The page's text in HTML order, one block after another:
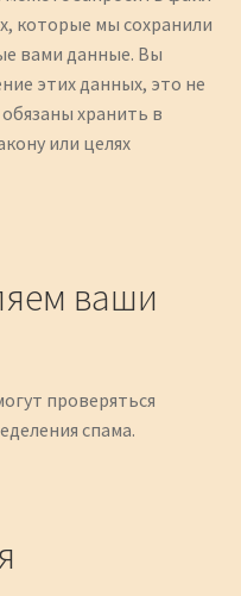
которые мы сохранили
вами данные. Вы
этих данных, это не
хранить в
или целях
ваши
проверяться
спама.